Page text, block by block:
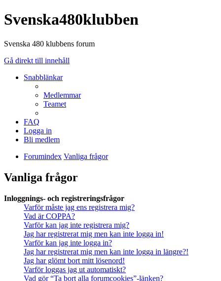
Svenska480klubben
Svenska 480 klubbens forum
Gå direkt till innehåll
Snabblänkar
Medlemmar
Teamet
FAQ
Logga in
Bli medlem
Forumindex Vanliga frågor
Vanliga frågor
Inloggnings- och registreringsfrågor
Varför måste jag ens registrera mig?
Vad är COPPA?
Varför kan jag inte registrera mig?
Jag har registrerat mig men kan inte logga in!
Varför kan jag inte logga in?
Jag har registrerat mig men kan inte logga in längre?!
Jag har glömt bort mitt lösenord!
Varför loggas jag ut automatiskt?
Vad gör “Ta bort alla forumcookies”-länken?